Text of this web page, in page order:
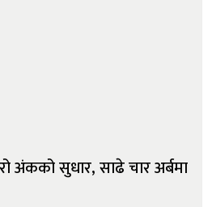
अंकको सुधार, साढे चार अर्बमा